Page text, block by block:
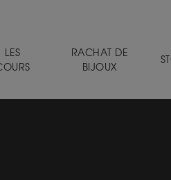
LES
RACHAT DE
BIJOUX